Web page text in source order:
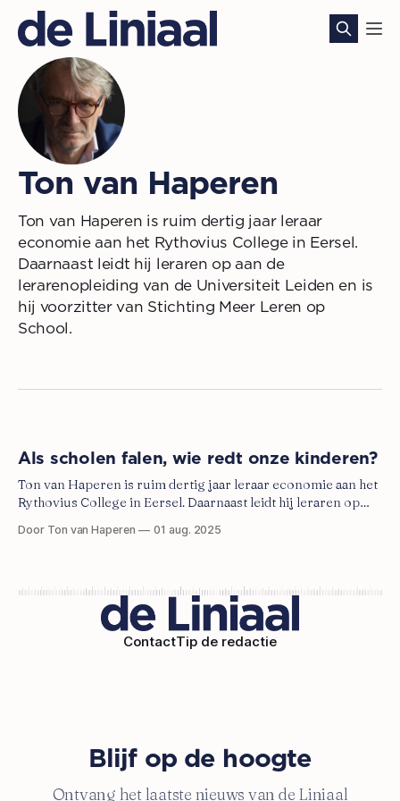
Ton van Haperen
Ton van Haperen is ruim dertig jaar leraar
economie aan het Rythovius College in Eersel.
Daarnaast leidt hij leraren op aan de
lerarenopleiding van de Universiteit Leiden en is
hij voorzitter van Stichting Meer Leren op
School.
Als scholen falen, wie redt onze kinderen?
Ton van Haperen is ruim dertig jaar leraar economie aan het
Rythovius College in Eersel. Daarnaast leidt hij leraren op
voorzitter van Stichting Meer Leren op School.
Door Ton van Haperen 01 aug. 2025
ContactTip de redactie
Blijf op de hoogte
Ontvang het laatste nieuws van de Liniaal